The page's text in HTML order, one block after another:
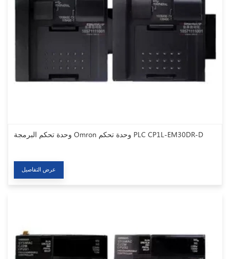
وحدة تحكم البرمجة Omron وحدة تحكم PLC CP1L-EM30DR-D
عرض التفاصيل